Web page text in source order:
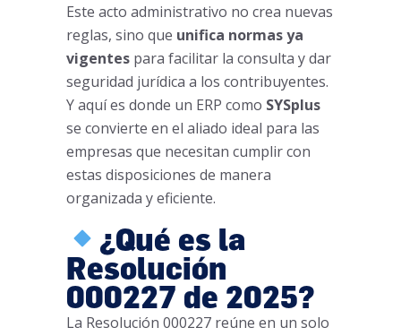
Este acto administrativo no crea nuevas
reglas, sino que unifica normas ya
vigentes para facilitar la consulta y dar
seguridad jurídica a los contribuyentes.
Y aquí es donde un ERP como SYSplus
se convierte en el aliado ideal para las
empresas que necesitan cumplir con
estas disposiciones de manera
organizada y eficiente.
¿Qué es la
Resolución
000227 de 2025?
La Resolución 000227 reúne en un solo